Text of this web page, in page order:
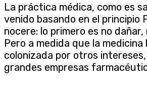
La práctica médica, como es
venido basando en el principio
nocere: lo primero es no dañar,
Pero a medida que la medicina
colonizada por otros
grandes empresas